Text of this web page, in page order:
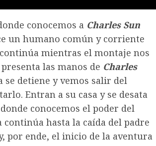
conocemos a Charles Sun
un humano común y corriente
mientras el montaje nos
las manos de Charles
se detiene y vemos salir del
Entran a su casa y se desata
conocemos el poder del
continúa hasta la caída del padre
por ende, el inicio de la aventura